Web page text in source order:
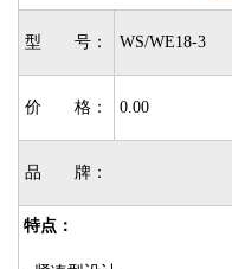
型 号： WS/WE18-3
价 格： 0.00
品 牌：
特点：